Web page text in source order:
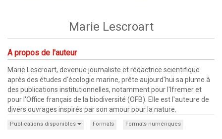
Marie Lescroart
A propos de l'auteur
Marie Lescroart, devenue journaliste et rédactrice scientifique
après des études d'écologie marine, prête aujourd'hui sa plume à
des publications institutionnelles, notamment pour l'Ifremer et
pour l'Office français de la biodiversité (OFB). Elle est l'auteure de
divers ouvrages inspirés par son amour pour la nature.
Publications disponibles Formats Formats numériques